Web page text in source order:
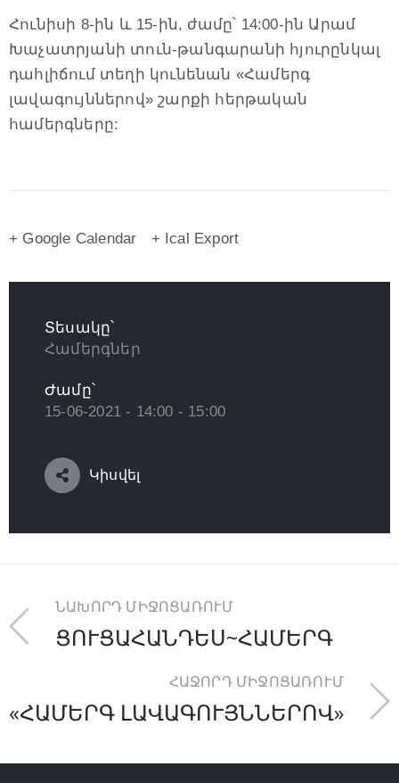
Հունիսի 8-ին և 15-ին, ժամը՝ 14:00-ին Արամ
Խաչատրյանի տուն-թանգարանի հյուրընկալ
դահլիճում տեղի կունենան «Համերգ
լավագույններով» շարքի հերթական
համերգները:
+ Google Calendar + Ical Export
Տեսակը՝
Համերգներ
Ժամը՝
15-06-2021 - 14:00 - 15:00
Կիսվել
ՆԱԽՈՐԴ ՄԻՋՈՑԱՌՈՒՄ
ՑՈՒՑԱՀԱՆԴԵՍ~ՀԱՄԵՐԳ
ՀԱՋՈՐԴ ՄԻՋՈՑԱՌՈՒՄ
«ՀԱՄԵՐԳ ԼԱՎԱԳՈՒՅՆՆԵՐՈՎ»